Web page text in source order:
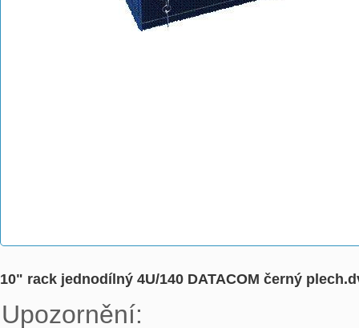
10" rack jednodílný 4U/140 DATACOM černý
Upozornění: